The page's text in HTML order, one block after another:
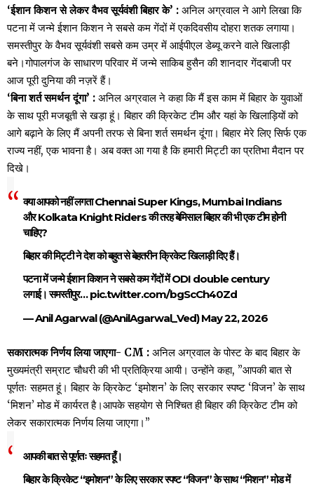
‘ईशान किशन से लेकर वैभव सूर्यवंशी बिहार के’ : अनिल अग्रवाल ने आगे लिखा कि
पटना में जन्मे ईशान किशन ने सबसे कम गेंदों में एकदिवसीय दोहरा शतक लगाया।
समस्तीपुर के वैभव सूर्यवंशी सबसे कम उम्र में आईपीएल डेब्यू करने वाले खिलाड़ी
बने।गोपालगंज के साधारण परिवार में जन्मे साकिब हुसैन की शानदार गेंदबाजी पर
आज पूरी दुनिया की नज़रें हैं।
‘बिना शर्त समर्थन दूंगा’ : अनिल अग्रवाल ने कहा कि मैं इस काम में बिहार के युवाओं
के साथ पूरी मजबूती से खड़ा हूं। बिहार की क्रिकेट टीम और यहां के खिलाड़ियों को
आगे बढ़ाने के लिए मैं अपनी तरफ से बिना शर्त समर्थन दूंगा। बिहार मेरे लिए सिर्फ एक
राज्य नहीं, एक भावना है। अब वक्त आ गया है कि हमारी मिट्टी का प्रतिभा मैदान पर
दिखे।
क्या आपको नहीं लगता Chennai Super Kings, Mumbai Indians
और Kolkata Knight Riders की तरह बेमिसाल बिहार की भी एक टीम होनी
चाहिए?
बिहार की मिट्टी ने देश को बहुत से बेहतरीन क्रिकेट खिलाड़ी दिए हैं।
पटना में जन्मे ईशान किशन ने सबसे कम गेंदों में ODI double century
लगाई। समस्तीपुर…pic.twitter.com/bgScCh40Zd
— Anil Agarwal (@AnilAgarwal_Ved)May 22, 2026
सकारात्मक निर्णय लिया जाएगा- CM : अनिल अग्रवाल के पोस्ट के बाद बिहार के
मुख्यमंत्री सम्राट चौधरी की भी प्रतिक्रिया आयी। उन्होंने कहा, ”आपकी बात से
पूर्णतः सहमत हूं। बिहार के क्रिकेट ‘इमोशन’ के लिए सरकार स्पष्ट ‘विजन’ के साथ
‘मिशन’ मोड में कार्यरत है।आपके सहयोग से निश्चित ही बिहार की क्रिकेट टीम को
लेकर सकारात्मक निर्णय लिया जाएगा।”
आपकी बात से पूर्णतः सहमत हूँ।
बिहार के क्रिकेट “इमोशन” के लिए सरकार स्पष्ट “विजन” के साथ “मिशन” मोड में